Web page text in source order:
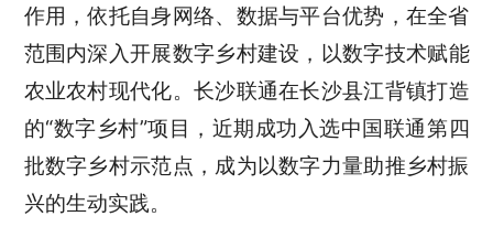
作用，依托自身网络、数据与平台优势，在全省
范围内深入开展数字乡村建设， 以数字技术赋能
农业农村现代化。长沙联通在长沙县江背镇打造
的“数字乡村”项目，近期成功入选中国联通第四
批数字乡村示范点，成为以数字力量助推乡村振
兴的生动实践。